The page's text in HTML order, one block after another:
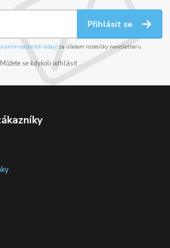
Přihlásit se
osobních údajůza účelem rozesílky newsletteru.
Můžete se kdykoli odhlásit.